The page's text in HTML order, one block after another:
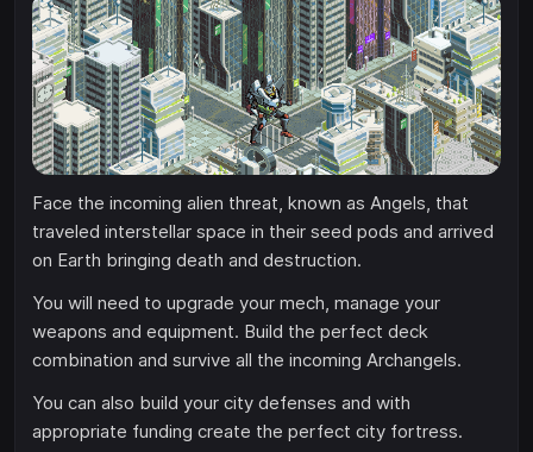
Face the incoming alien threat, known as Angels, that
traveled interstellar space in their seed pods and arrived
on Earth bringing death and destruction.
You will need to upgrade your mech, manage your
weapons and equipment. Build the perfect deck
combination and survive all the incoming Archangels.
You can also build your city defenses and with
appropriate funding create the perfect city fortress.